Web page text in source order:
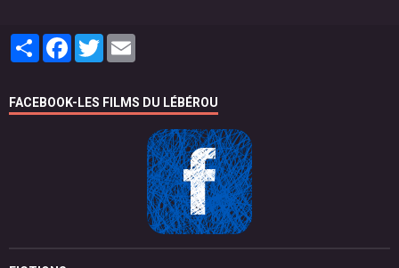
PartagerFacebook
Twitter
FACEBOOK-LES FILMS DU LÉBÉROU